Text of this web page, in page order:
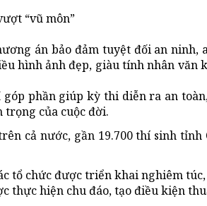
“vũ môn”
án bảo đảm tuyệt đối an ninh,
hình ảnh đẹp, giàu tính nhân
phần giúp kỳ thi diễn ra an
của cuộc đời.
cả nước, gần 19.700 thí sinh
tổ chức được triển khai nghiêm
thực hiện chu đáo, tạo điều kiện